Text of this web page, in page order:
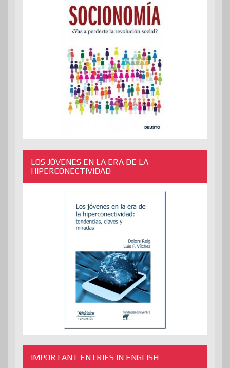
LOS JÓVENES EN LA ERA DE LA
HIPERCONECTIVIDAD
IMPORTANT ENTRIES IN ENGLISH